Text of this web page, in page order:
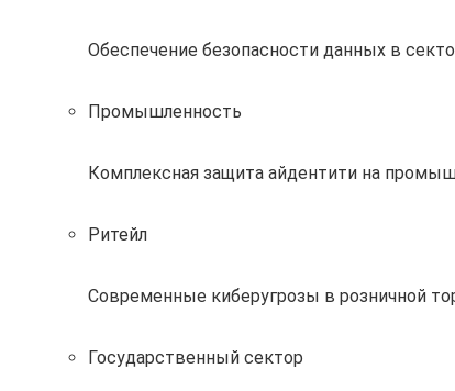
Обеспечение безопасности данных в
Промышленность
Комплексная защита айдентити на
Ритейл
Современные киберугрозы в розничной
Государственный сектор